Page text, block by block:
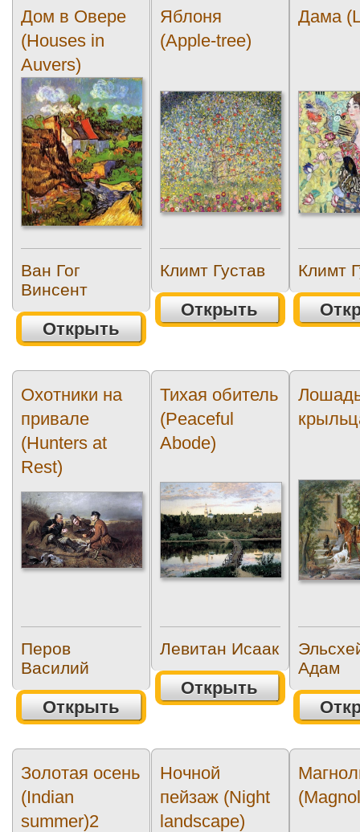
Дом в Овере
(Houses in
Auvers)
Ван Гог
Винсент
Открыть
Яблоня
(Apple-tree)
Климт Густав
Открыть
Дама
Климт
Охотники на
привале
(Hunters at
Rest)
Перов
Василий
Открыть
Тихая обитель
(Peaceful
Abode)
Левитан Исаак
Открыть
Адам
Золотая осень
(Indian
summer)2
Ночной
пейзаж (Night
landscape)